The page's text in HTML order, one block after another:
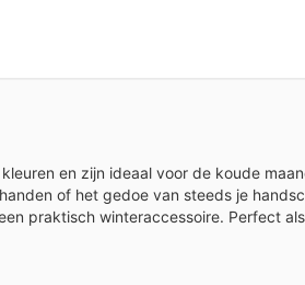
en zijn ideaal voor de koude
of het gedoe van steeds je
praktisch winteraccessoire. Perfect